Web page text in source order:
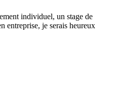
individuel, un stage de
entreprise, je serais heureux